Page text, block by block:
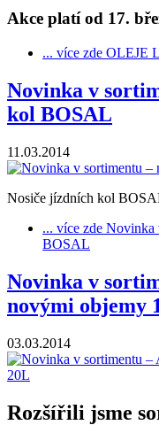
Akce platí od 17.
... více zde OLEJE
Novinka v
kol BOSAL
11.03.2014
Nosiče jízdních kol
... více zde Novinka
BOSAL
Novinka v
novými objemy
03.03.2014
Rozšířili jsme